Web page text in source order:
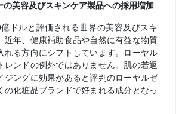
の美容及びスキンケア製品への採用増加
ドルと評価される世界の美容及びスキ
近年、健康補助食品や自然に有益な物質
れる方向にシフトしています。ローヤル
レンドの例外ではありません。肌の若返
ジングに効果があると評判のローヤルゼ
の化粧品ブランドで好まれる成分となっ